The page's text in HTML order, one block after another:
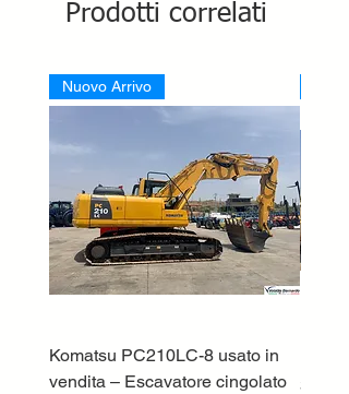
Prodotti correlati
Nuovo Arrivo
Komatsu PC210LC-8 usato in
vendita – Escavatore cingolato
Prezzo